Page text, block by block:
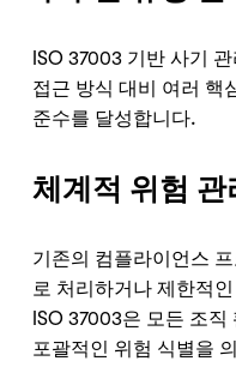
ISO 37003 기반 사기
접근 방식 대비 여러 핵
준수를 달성합니다.
체계적 위험 관
기존의 컴플라이언스
로 처리하거나 제한적
ISO 37003은 모든 조
포괄적인 위험 식별을
AI Chief